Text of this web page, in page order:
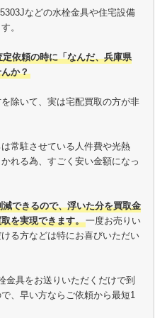
などの水栓金具や住宅設備
。
依頼の時に「なんだ、兵庫県
か？
除いて、実は宅配買取の方が非
常駐させている人件費や光熱
れる為、すごく安い金額になっ
できるので、浮いた分を買取金
を実現できます。一度お売りい
る方などは特にお喜びいただい
金具をお送りいただくだけで到
、早い方ならご依頼から最短1